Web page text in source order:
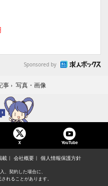
Sponsored by
事 › 写真・画像
X YouTube
載 会社概要 個人情報保護方針
、契約した場合に、
れることがあります。